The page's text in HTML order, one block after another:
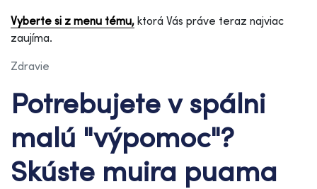
Vyberte si z menu tému, ktorá Vás práve teraz najviac
zaujíma.
Zdravie
Potrebujete v spálni
malú "výpomoc"?
Skúste muira puama